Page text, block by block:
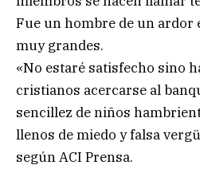
Fue un hombre de un ardor
muy grandes.
«No estaré satisfecho sino
cristianos acercarse al
sencillez de niños
llenos de miedo y falsa
según ACI Prensa.